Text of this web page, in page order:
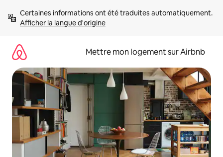
directement
Afficher la langue d'origine
Mettre mon logement sur Airbnb